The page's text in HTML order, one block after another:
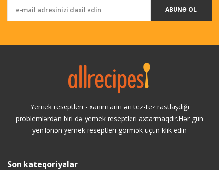
ABUNƏ OL
Yemek reseptleri - xanımların ən tez-tez rastlaşdığı
problemlərdən biri də yemek reseptleri axtarmaqdır.Hər gün
yenilənən yemek reseptleri görmək üçün klik edin
Son kateqoriyalar